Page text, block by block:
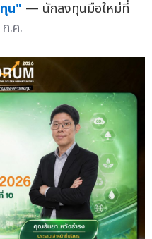
น" — นักลงทุนมือใหม่ที่
.ค.